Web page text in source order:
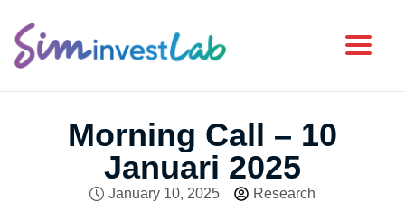
Morning Call – 10
Januari 2025
January 10, 2025
Research